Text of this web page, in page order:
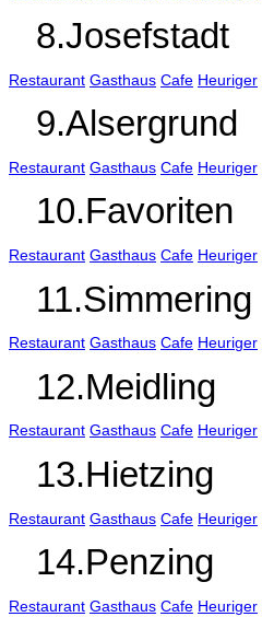
8.Josefstadt
Restaurant Gasthaus Cafe Heuriger
9.Alsergrund
Restaurant Gasthaus Cafe Heuriger
10.Favoriten
Restaurant Gasthaus Cafe Heuriger
11.Simmering
Restaurant Gasthaus Cafe Heuriger
12.Meidling
Restaurant Gasthaus Cafe Heuriger
13.Hietzing
Restaurant Gasthaus Cafe Heuriger
14.Penzing
Restaurant Gasthaus Cafe Heuriger